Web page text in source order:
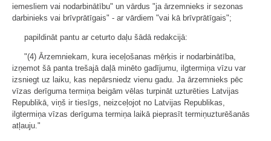
iemesliem vai nodarbinātību" un vārdus "ja ārzemnieks ir sezonas
darbinieks vai brīvprātīgais" - ar vārdiem "vai kā brīvprātīgais";
papildināt pantu ar ceturto daļu šādā redakcijā:
"(4) Ārzemniekam, kura ieceļošanas mērķis ir nodarbinātība,
izņemot šā panta trešajā daļā minēto gadījumu, ilgtermiņa vīzu var
izsniegt uz laiku, kas nepārsniedz vienu gadu. Ja ārzemnieks pēc
vīzas derīguma termiņa beigām vēlas turpināt uzturēties Latvijas
Republikā, viņš ir tiesīgs, neizceļojot no Latvijas Republikas,
ilgtermiņa vīzas derīguma termiņa laikā pieprasīt termiņuzturēšanās
atļauju."